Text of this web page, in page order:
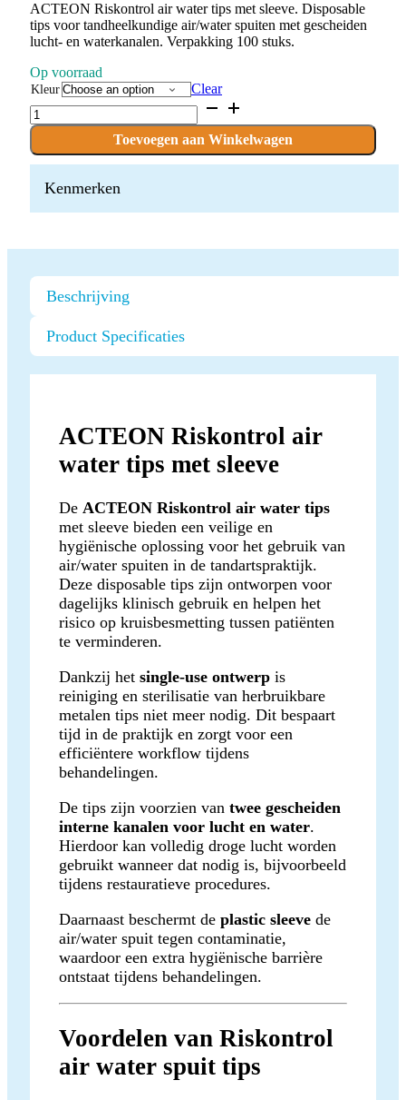
ACTEON Riskontrol air water tips met sleeve. Disposable
tips voor tandheelkundige air/water spuiten met gescheiden
lucht- en waterkanalen. Verpakking 100 stuks.
Op voorraad
Kleur
Clear
ACTEON
Riskontrol
Water
Tips
met
stuks
Toevoegen aan Winkelwagen
Kenmerken
Beschrijving
Product Specificaties
ACTEON Riskontrol air
water tips met sleeve
De ACTEON Riskontrol air water tips
met sleeve bieden een veilige en
hygiënische oplossing voor het gebruik van
air/water spuiten in de tandartspraktijk.
Deze disposable tips zijn ontworpen voor
dagelijks klinisch gebruik en helpen het
risico op kruisbesmetting tussen patiënten
te verminderen.
Dankzij het single-use ontwerp is
reiniging en sterilisatie van herbruikbare
metalen tips niet meer nodig. Dit bespaart
tijd in de praktijk en zorgt voor een
efficiëntere workflow tijdens
behandelingen.
De tips zijn voorzien van twee gescheiden
interne kanalen voor lucht en water.
Hierdoor kan volledig droge lucht worden
gebruikt wanneer dat nodig is, bijvoorbeeld
tijdens restauratieve procedures.
Daarnaast beschermt de plastic sleeve de
air/water spuit tegen contaminatie,
waardoor een extra hygiënische barrière
ontstaat tijdens behandelingen.
Voordelen van Riskontrol
air water spuit tips